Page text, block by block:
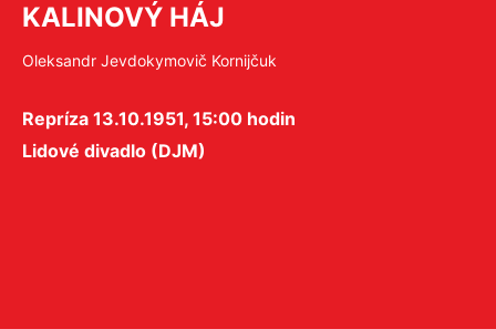
KALINOVÝ HÁJ
Oleksandr Jevdokymovič Kornijčuk
Repríza 13.10.1951, 15:00 hodin
Lidové divadlo (DJM)